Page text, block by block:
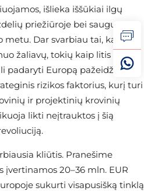
išlieka iššūkiai ilgų
priežiūroje bei saugumo
Dar svarbiau tai, kad
žaliavų, tokių kaip litis ir
padaryti Europą pažeidžiamą
rizikos faktorius, kurį turi
ir projektinių krovinių
likti neįtrauktos į šią
kliūtis. Pranešime
įvertinamos 20–36 mln. EUR
sukurti visapusišką tinklą